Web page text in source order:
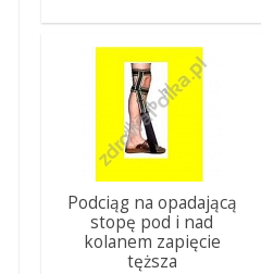
Podciąg na opadającą
stopę pod i nad
kolanem zapięcie
tęższa